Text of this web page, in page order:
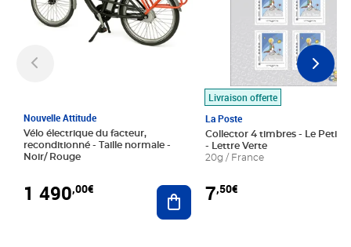
Nouvelle Attitude
Vélo électrique du facteur,
reconditionné - Taille normale -
Noir/ Rouge
1 490,00€ Ajouter au panier
Livraison offerte
La Poste
Collector 4 timbres - Le Petit
- Lettre Verte
20g / France
7,50€